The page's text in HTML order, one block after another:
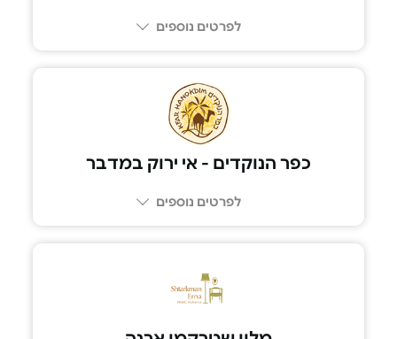
לפרטים נוספים
כפר הנוקדים - אי ירוק במדבר
לפרטים נוספים